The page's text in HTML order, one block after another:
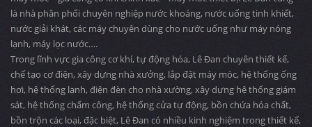
là nhà phân phối chuyên nghiệp nước khoáng, nước uống tinh khiết,
nước giải khát, các máy chuyên dùng cho nước uống như máy nóng
lạnh, máy lọc nước….
Trong lĩnh vực gia công cơ khí, tự động hóa, Lê Đan chuyên thiết kế,
chế tạo cơ điện, xây dựng nhà xưởng, lắp đặt máy móc, hệ thống ống
hơi, hệ thống lạnh, điện đèn cho nhà xường, xây dựng hệ thống giám
sát, hệ thống chấm công, hệ thống cửa tự động, bồn chứa hóa chất,
bồn trộn các loại, đặc biệt, Lê Đan có nhiều kinh nghiệm trong thiết kế,